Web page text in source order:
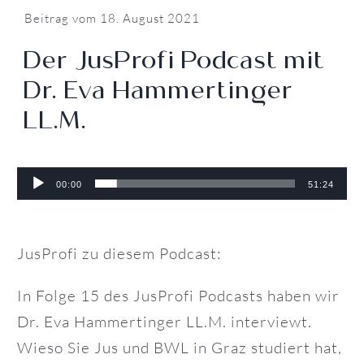
Beitrag vom 18. August 2021
Der JusProfi Podcast mit
Dr. Eva Hammertinger
LL.M.
Audio-
Player
00:00 51:24
JusProfi zu diesem Podcast:
In Folge 15 des JusProfi Podcasts haben wir
Dr. Eva Hammertinger LL.M. interviewt.
Wieso Sie Jus und BWL in Graz studiert hat,